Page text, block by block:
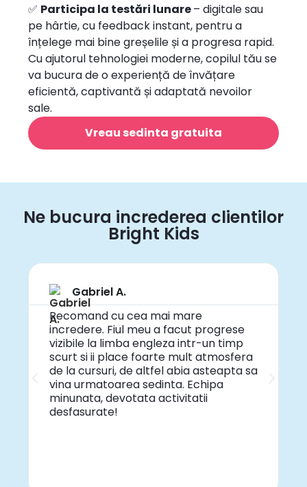
✅ Participa la testări lunare– digitale sau
pe hârtie, cu feedback instant, pentru a
înțelege mai bine greșelile și a progresa rapid.
Cu ajutorul tehnologiei moderne, copilul tău se
va bucura de o experiență de învățare
eficientă, captivantă și adaptată nevoilor
sale.
Vreau sedinta gratuita
Ne bucura increderea clientilor
Bright Kids
Gabriel A.
Recomand cu cea mai mare
incredere. Fiul meu a facut progrese
vizibile la limba engleza intr-un timp
scurt si ii place foarte mult atmosfera
de la cursuri, de altfel abia asteapta sa
vina urmatoarea sedinta. Echipa
minunata, devotata activitatii
desfasurate!